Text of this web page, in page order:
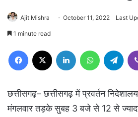
Ajit Mishra October 11, 2022 Last
1 minute read
Facebook LinkedIn WhatsApp
छत्तीसगढ़– छत्तीसगढ़ में प्रवर्तन
मंगलवार तड़के सुबह 3 बजे से 12 से ज्यादा